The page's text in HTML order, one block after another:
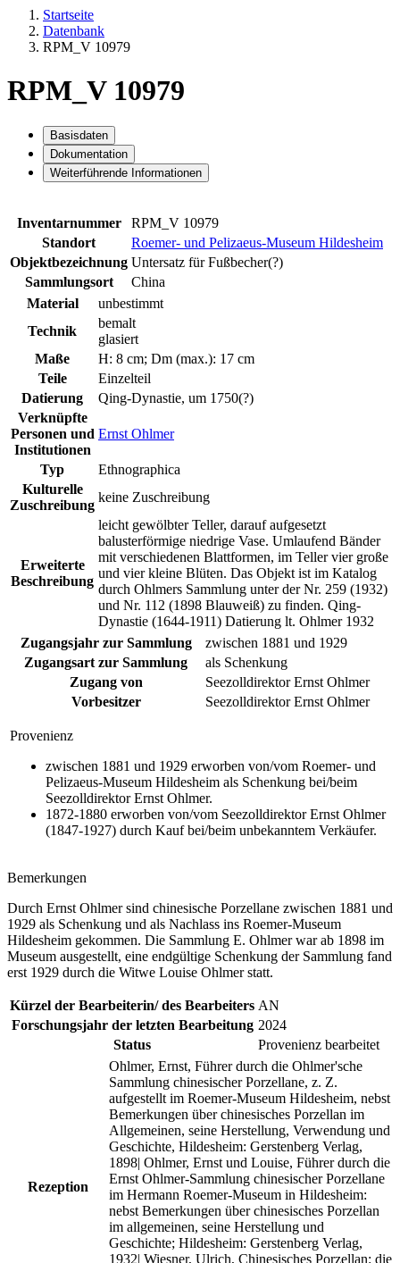
Startseite
Datenbank
RPM_V 10979
RPM_V 10979
Basisdaten
Dokumentation
Weiterführende Informationen
Inventarnummer
RPM_V 10979
Standort
Roemer- und Pelizaeus-Museum Hildesheim
Objektbezeichnung Untersatz für Fußbecher(?)
Sammlungsort
China
Material
unbestimmt
Technik
bemalt
glasiert
Maße
H: 8 cm; Dm (max.): 17 cm
Teile
Einzelteil
Datierung
Qing-Dynastie, um 1750(?)
Verknüpfte
Personen und
Institutionen
Ernst Ohlmer
Typ
Ethnographica
Kulturelle
Zuschreibung
keine Zuschreibung
Erweiterte
Beschreibung
leicht gewölbter Teller, darauf aufgesetzt
balusterförmige niedrige Vase. Umlaufend Bänder
mit verschiedenen Blattformen, im Teller vier große
und vier kleine Blüten. Das Objekt ist im Katalog
durch Ohlmers Sammlung unter der Nr. 259 (1932)
und Nr. 112 (1898 Blauweiß) zu finden. Qing-
Dynastie (1644-1911) Datierung lt. Ohlmer 1932
Zugangsjahr zur Sammlung
zwischen 1881 und 1929
Zugangsart zur Sammlung
als Schenkung
Zugang von
Seezolldirektor Ernst Ohlmer
Vorbesitzer
Seezolldirektor Ernst Ohlmer
Provenienz
zwischen 1881 und 1929 erworben von/vom Roemer- und
Pelizaeus-Museum Hildesheim als Schenkung bei/beim
Seezolldirektor Ernst Ohlmer.
1872-1880 erworben von/vom Seezolldirektor Ernst Ohlmer
(1847-1927) durch Kauf bei/beim unbekanntem Verkäufer.
Bemerkungen
Durch Ernst Ohlmer sind chinesische Porzellane zwischen 1881 und
1929 als Schenkung und als Nachlass ins Roemer-Museum
Hildesheim gekommen. Die Sammlung E. Ohlmer war ab 1898 im
Museum ausgestellt, eine endgültige Schenkung der Sammlung fand
erst 1929 durch die Witwe Louise Ohlmer statt.
Kürzel der Bearbeiterin/ des Bearbeiters AN
Forschungsjahr der letzten Bearbeitung 2024
Status
Provenienz bearbeitet
Rezeption
Ohlmer, Ernst, Führer durch die Ohlmer'sche
Sammlung chinesischer Porzellane, z. Z.
aufgestellt im Roemer-Museum Hildesheim, nebst
Bemerkungen über chinesisches Porzellan im
Allgemeinen, seine Herstellung, Verwendung und
Geschichte, Hildesheim: Gerstenberg Verlag,
1898| Ohlmer, Ernst und Louise, Führer durch die
Ernst Ohlmer-Sammlung chinesischer Porzellane
im Hermann Roemer-Museum in Hildesheim:
nebst Bemerkungen über chinesisches Porzellan
im allgemeinen, seine Herstellung und
Geschichte; Hildesheim: Gerstenberg Verlag,
1932| Wiesner, Ulrich, Chinesisches Porzellan: die